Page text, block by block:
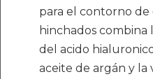
para el contorno de
hinchados combina
del acido
aceite de argán y la